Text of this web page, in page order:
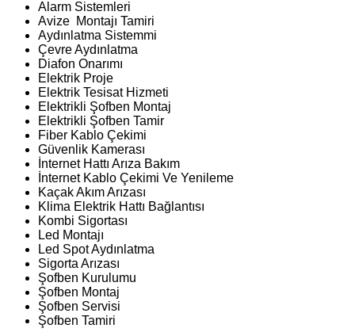
Alarm Sistemleri
Avize Montajı Tamiri
Aydınlatma Sistemmi
Çevre Aydınlatma
Diafon Onarımı
Elektrik Proje
Elektrik Tesisat Hizmeti
Elektrikli Şofben Montaj
Elektrikli Şofben Tamir
Fiber Kablo Çekimi
Güvenlik Kamerası
İnternet Hattı Arıza Bakım
İnternet Kablo Çekimi Ve Yenileme
Kaçak Akım Arızası
Klima Elektrik Hattı Bağlantısı
Kombi Sigortası
Led Montajı
Led Spot Aydınlatma
Sigorta Arızası
Şofben Kurulumu
Şofben Montaj
Şofben Servisi
Şofben Tamiri